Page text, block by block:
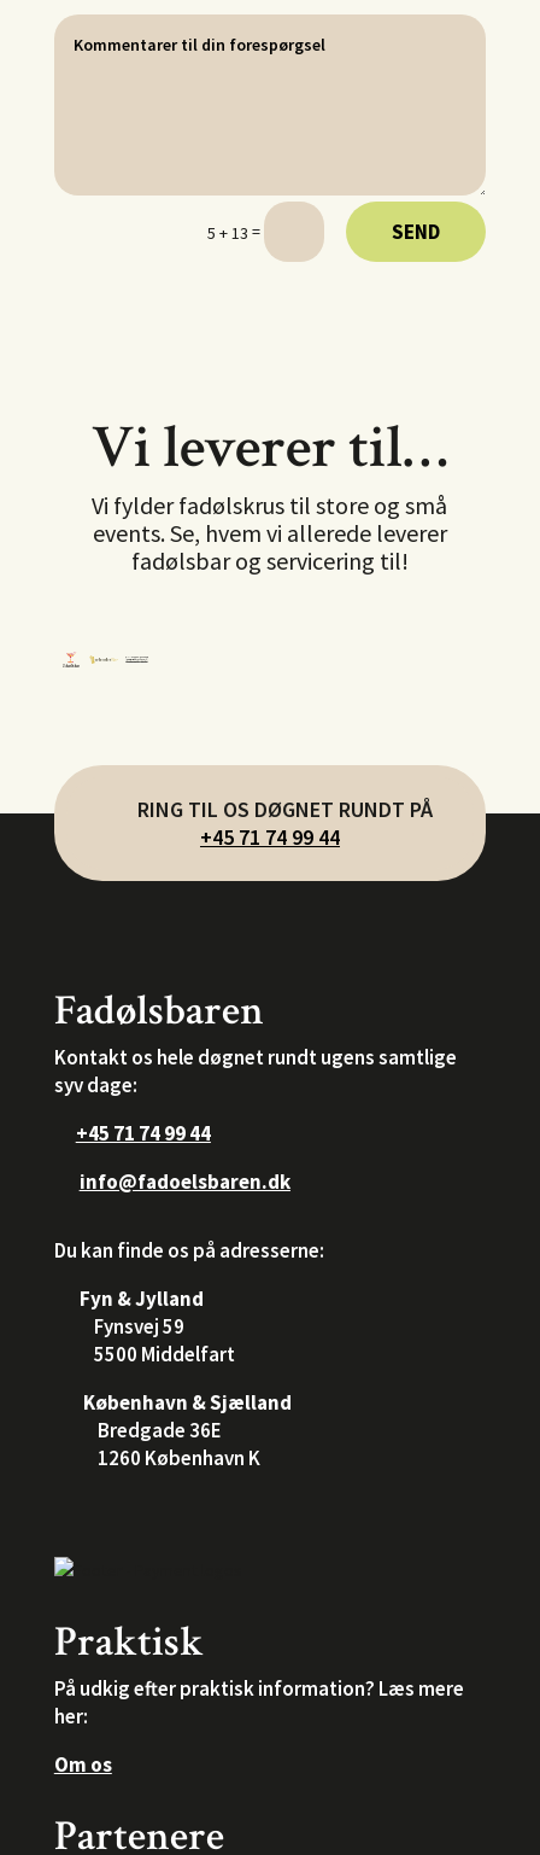
5 + 13 = SEND
Vi leverer til…
Vi fylder fadølskrus til store og små
events. Se, hvem vi allerede leverer
fadølsbar og servicering til!
RING TIL OS DØGNET RUNDT PÅ
+45 71 74 99 44
Fadølsbaren
Kontakt os hele døgnet rundt ugens samtlige
syv dage:
+45 71 74 99 44
info@fadoelsbaren.dk
Du kan finde os på adresserne:
Fyn & Jylland
Fynsvej 59
5500 Middelfart
København & Sjælland
Bredgade 36E
1260 København K
Praktisk
På udkig efter praktisk information? Læs mere
her:
Om os
Partenere